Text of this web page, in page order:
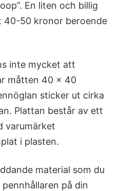
En liten och billig
40-50 kronor beroende
inte mycket att
måtten 40 x 40
sticker ut cirka
Plattan består av ett
varumärket
i plasten.
material som du
på din